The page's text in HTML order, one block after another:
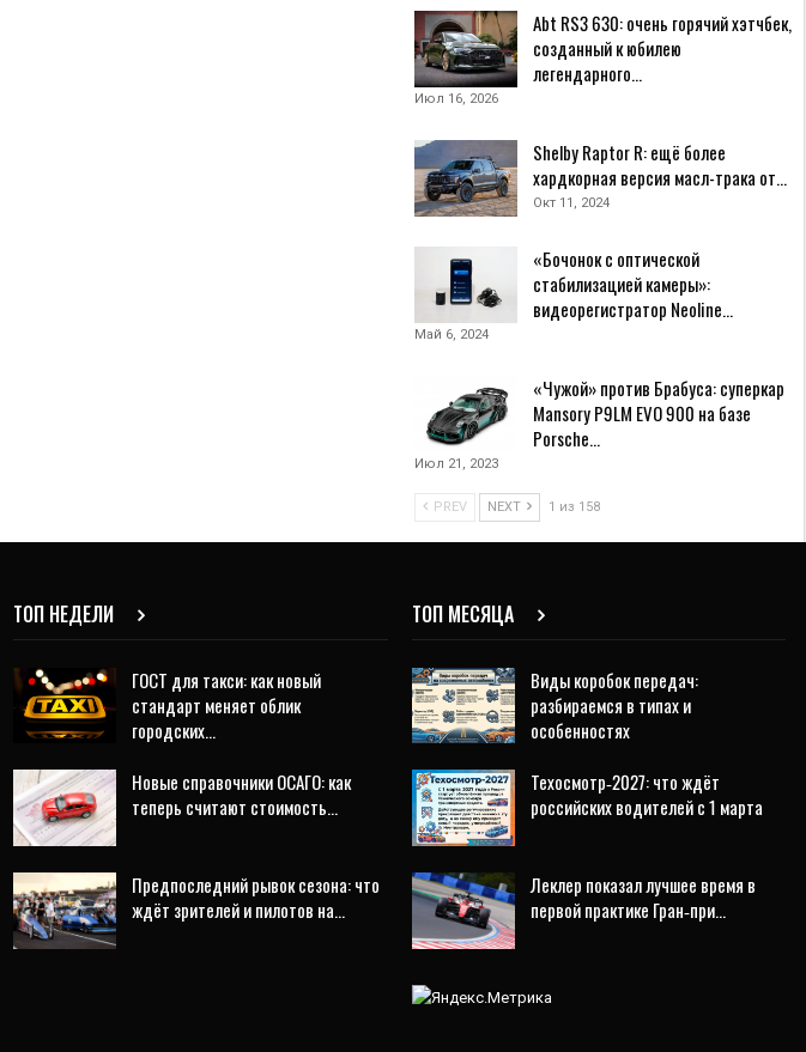
Abt RS3 630: очень горячий хэтчбек,
созданный к юбилею
легендарного…
Июл 16, 2026
Shelby Raptor R: ещё более
хардкорная версия масл-трака от…
Окт 11, 2024
«Бочонок с оптической
стабилизацией камеры»:
видеорегистратор Neoline…
Май 6, 2024
«Чужой» против Брабуса: суперкар
Mansory P9LM EVO 900 на базе
Porsche…
Июл 21, 2023
PREV NEXT 1 из 158
ТОП НЕДЕЛИ
ГОСТ для такси: как новый
стандарт меняет облик
городских…
Новые справочники ОСАГО: как
теперь считают стоимость…
Предпоследний рывок сезона: что
ждёт зрителей и пилотов на…
ТОП МЕСЯЦА
Виды коробок передач:
разбираемся в типах и
особенностях
Техосмотр‑2027: что ждёт
российских водителей с 1 марта
Леклер показал лучшее время в
первой практике Гран‑при…